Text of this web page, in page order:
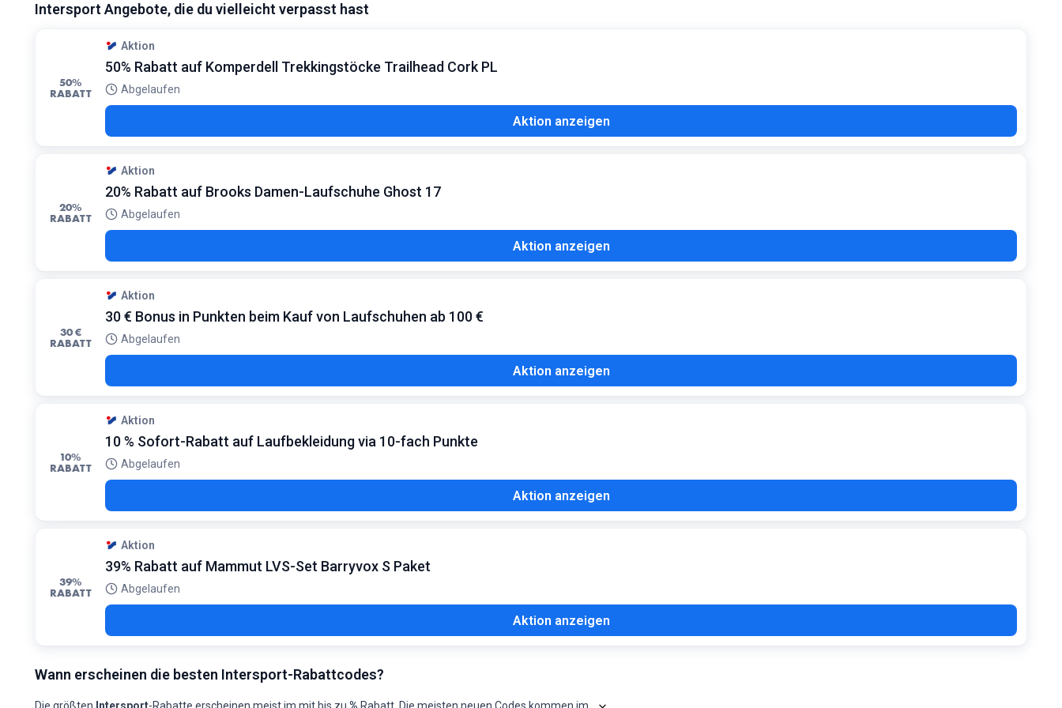
Bedingungen:
Intersport Angebote, die du vielleicht verpasst hast
50%
RABATT
Aktion
50% Rabatt auf Komperdell Trekkingstöcke Trailhead Cork PL
Abgelaufen
Aktion anzeigen
20%
RABATT
Aktion
20% Rabatt auf Brooks Damen-Laufschuhe Ghost 17
Abgelaufen
Aktion anzeigen
30 €
RABATT
Aktion
30 € Bonus in Punkten beim Kauf von Laufschuhen ab 100 €
Abgelaufen
Aktion anzeigen
10%
RABATT
Aktion
10 % Sofort-Rabatt auf Laufbekleidung via 10-fach Punkte
Abgelaufen
Aktion anzeigen
39%
RABATT
Aktion
39% Rabatt auf Mammut LVS-Set Barryvox S Paket
Abgelaufen
Aktion anzeigen
Wann erscheinen die besten Intersport-Rabattcodes?